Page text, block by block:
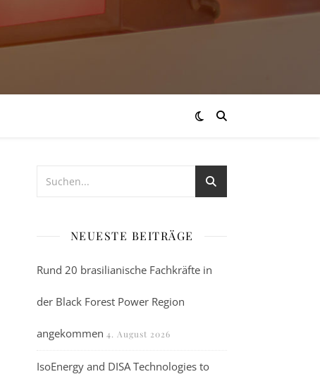
NEUESTE BEITRÄGE
Rund 20 brasilianische Fachkräfte in
der Black Forest Power Region
angekommen 4. August 2026
IsoEnergy and DISA Technologies to